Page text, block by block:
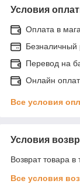
Условия
Оплата в
Безналичный
Перевод на
Онлайн
Все условия
Условия
Возврат товара
Все условия